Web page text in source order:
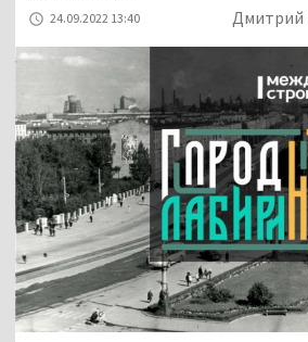
24.09.2022 13:40 Дмитрий